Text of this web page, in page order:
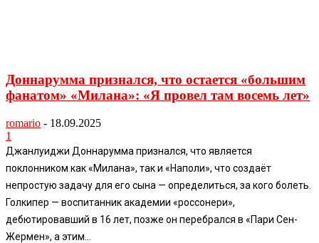
Доннарумма признался, что остается «большим
фанатом» «Милана»: «Я провел там восемь лет»
romario - 18.09.2025
1
Джанлуиджи Доннарумма признался, что является
поклонником как «Милана», так и «Наполи», что создаёт
непростую задачу для его сына — определиться, за кого болеть.
Голкипер — воспитанник академии «россонери»,
дебютировавший в 16 лет, позже он перебрался в «Пари Сен-
Жермен», а этим...